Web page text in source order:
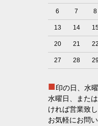
6 7 8
13 14
20 21 22
27 28 29
■印の日、水
水曜日、また
ければ営業致し
お気軽にお問